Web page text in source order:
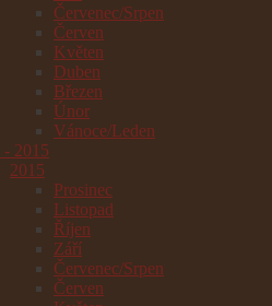
Červenec/Srpen
Červen
Květen
Duben
Březen
Únor
Vánoce/Leden
- 2015
2015
Prosinec
Listopad
Říjen
Září
Červenec/Srpen
Červen